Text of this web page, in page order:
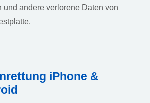
und andere verlorene Daten von
iPhone &